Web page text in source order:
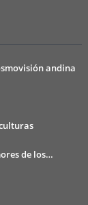
andina
de los…